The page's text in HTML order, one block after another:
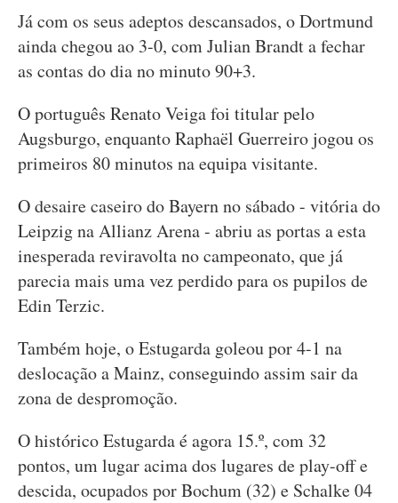
Já com os seus adeptos descansados, o Dortmund
ainda chegou ao 3-0, com Julian Brandt a fechar
as contas do dia no minuto 90+3.
O português Renato Veiga foi titular pelo
Augsburgo, enquanto Raphaël Guerreiro jogou os
primeiros 80 minutos na equipa visitante.
O desaire caseiro do Bayern no sábado - vitória do
Leipzig na Allianz Arena - abriu as portas a esta
inesperada reviravolta no campeonato, que já
parecia mais uma vez perdido para os pupilos de
Edin Terzic.
Também hoje, o Estugarda goleou por 4-1 na
deslocação a Mainz, conseguindo assim sair da
zona de despromoção.
O histórico Estugarda é agora 15.º, com 32
pontos, um lugar acima dos lugares de play-off e
descida, ocupados por Bochum (32) e Schalke 04